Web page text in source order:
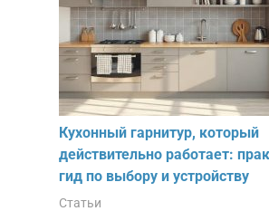
Кухонный гарнитур, который
действительно работает:
гид по выбору и устройству
Статьи